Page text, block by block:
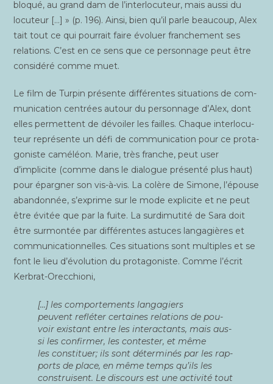
blo­qué, au grand dam de l’interlocuteur, mais aus­si du
locu­teur […] » (p. 196). Ain­si, bien qu’il parle beau­coup, Alex
tait tout ce qui pour­rait faire évo­luer fran­che­ment ses
rela­tions. C’est en ce sens que ce per­son­nage peut être
consi­dé­ré comme muet.
Le film de Tur­pin pré­sente dif­fé­rentes situa­tions de com­
mu­ni­ca­tion cen­trées autour du per­son­nage d’Alex, dont
elles per­mettent de dévoi­ler les failles. Chaque inter­lo­cu­
teur repré­sente un défi de com­mu­ni­ca­tion pour ce pro­ta­
go­niste camé­léon. Marie, très franche, peut user
d’implicite (comme dans le dia­logue pré­sen­té plus haut)
pour épar­gner son vis-à-vis. La colère de Simone, l’épouse
aban­don­née, s’exprime sur le mode expli­cite et ne peut
être évi­tée que par la fuite. La sur­di­mu­ti­té de Sara doit
être sur­mon­tée par dif­fé­rentes astuces lan­ga­gières et
com­mu­ni­ca­tion­nelles. Ces situa­tions sont mul­tiples et se
font le lieu d’évolution du pro­ta­go­niste. Comme l’écrit
Kerbrat-Orecchioni,
[…] les com­por­te­ments lan­ga­giers
peuventreflé­ter cer­taines rela­tions de pou­
voir exis­tant entre les inter­ac­tants, mais aus­
si lesconfir­mer, lescontes­ter, et même
lesconsti­tuer; ils sont déter­mi­nés par les rap­
ports de place, en même temps qu’ils les
construisent. Le dis­cours est une acti­vi­té tout